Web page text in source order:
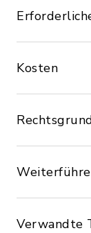
Kosten
Verwandte